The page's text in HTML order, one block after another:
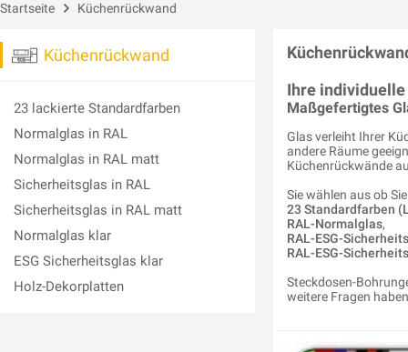
Startseite Küchenrückwand
Küchenrückwand
23 lackierte Standardfarben
Normalglas in RAL
Normalglas in RAL matt
Sicherheitsglas in RAL
Sicherheitsglas in RAL matt
Normalglas klar
ESG Sicherheitsglas klar
Holz-Dekorplatten
Ihre
Maßgefertigtes
Glas verleiht Ihrer
andere Räume
Küchenrückwände
Sie wählen aus ob
23 Standardfarben
RAL-Normalglas,
RAL-ESG-
RAL-ESG-
Steckdosen-
weitere Fragen